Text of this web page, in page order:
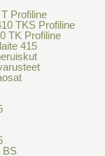
Profiline
TKS Profiline
TK Profiline
415
BS